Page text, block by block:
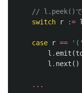
// l.peek()で
switch
r := l
case r == '('
l . emit (
l . next ()
...